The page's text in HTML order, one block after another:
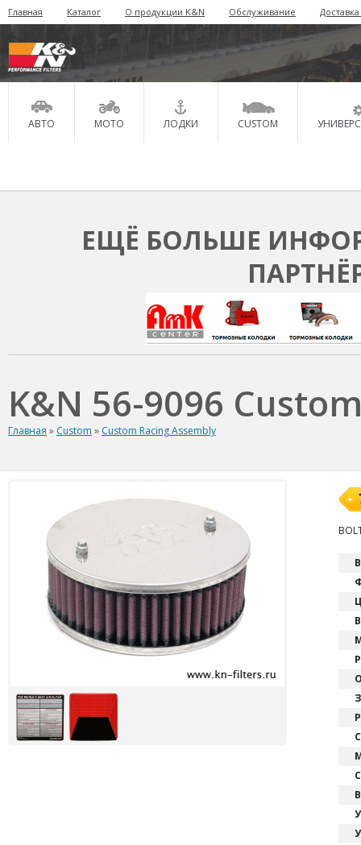
Главная Каталог О продукции K&N Обслуживание
АВТО МОТО ЛОДКИ CUSTOM
ЕЩЁ БОЛЬШЕ
K&N 56-9096
Главная » Custom » Custom Racing Assembly